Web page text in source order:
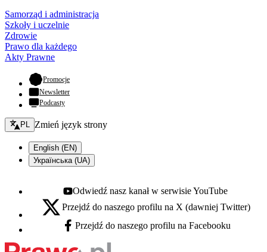
Samorząd i administracja
Szkoły i uczelnie
Zdrowie
Prawo dla każdego
Akty Prawne
Promocje- otwiera się w nowej karcie
Newsletter
Podcasty
Zmień język - bieżący:
PL Zmień język strony
English (EN)
Українська (UA)
Youtube - otwiera się w nowej karcie
Odwiedź nasz kanał w serwisie YouTube
X - otwiera się w nowej karcie
Przejdź do naszego profilu na X (dawniej Twitter)
Facebook - otwiera się w nowej karcie
Przejdź do naszego profilu na Facebooku